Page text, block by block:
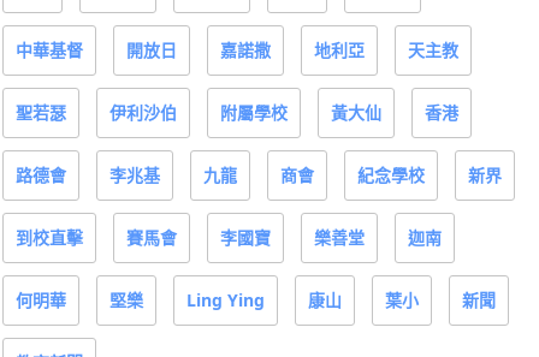
中華基督 開放日 嘉諾撒 地利亞 天主教
聖若瑟 伊利沙伯 附屬學校 黃大仙 香港
路德會 李兆基 九龍 商會 紀念學校 新界
到校直擊 賽馬會 李國寶 樂善堂 迦南
何明華 堅樂 Ling Ying 康山 葉小 新聞